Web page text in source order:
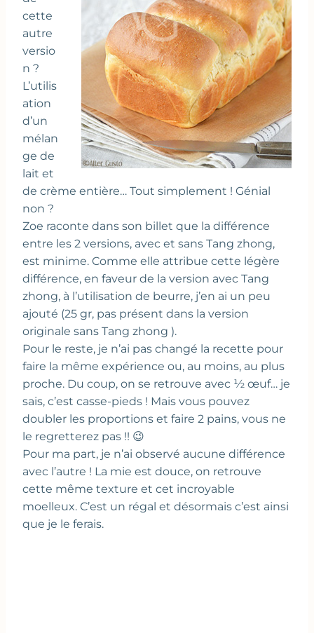
cette
autre
versio
n ?
L’utilis
ation
d’un
mélan
ge de
lait et
de crème entière… Tout simplement ! Génial
non ?
Zoe raconte dans son billet que la différence
entre les 2 versions, avec et sans Tang zhong,
est minime. Comme elle attribue cette légère
différence, en faveur de la version avec Tang
zhong, à l’utilisation de beurre, j’en ai un peu
ajouté (25 gr, pas présent dans la version
originale sans Tang zhong ).
Pour le reste, je n’ai pas changé la recette pour
faire la même expérience ou, au moins, au plus
proche. Du coup, on se retrouve avec ½ œuf… je
sais, c’est casse-pieds ! Mais vous pouvez
doubler les proportions et faire 2 pains, vous ne
le regretterez pas !! 😉
Pour ma part, je n’ai observé aucune différence
avec l’autre ! La mie est douce, on retrouve
cette même texture et cet incroyable
moelleux. C’est un régal et désormais c’est ainsi
que je le ferais.